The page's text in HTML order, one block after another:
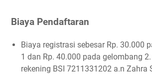
Biaya Pendaftaran
Biaya registrasi sebesar Rp. 30.000
1 dan Rp. 40.000 pada gelombang
rekening BSI 7211331202 a.n Zahra